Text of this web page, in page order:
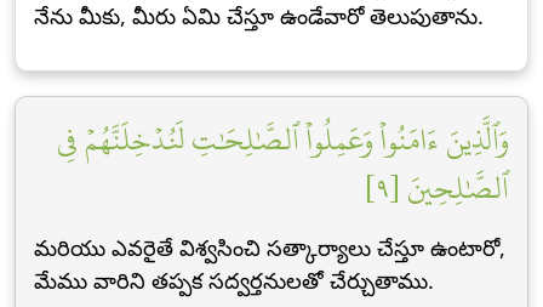
నేను మీకు, మీరు ఏమి చేస్తూ ఉండేవారో తెలుపుతాను.
وَٱلَّذِينَ ءَامَنُواْ وَعَمِلُواْ ٱلصَّٰلِحَٰتِ لَنُدۡخِلَنَّهُمۡ فِي
ٱلصَّٰلِحِينَ [٩]
మరియు ఎవరైతే విశ్వసించి సత్కార్యాలు చేస్తూ ఉంటారో,
మేము వారిని తప్పక సద్వర్తనులతో చేర్చుతాము.